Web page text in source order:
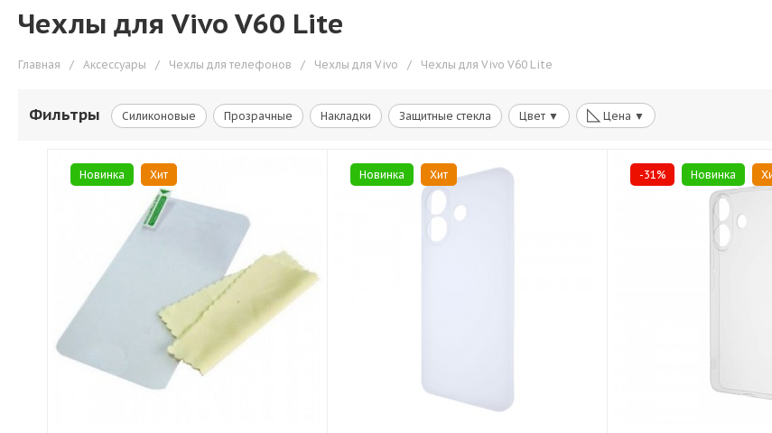
Чехлы для Vivo V60 Lite
Главная / Аксессуары / Чехлы для телефонов / Чехлы для Vivo / Чехлы для Vivo V60 Lite
Фильтры Силиконовые Прозрачные Накладки Защитные стекла Цвет ▼ ◺ Цена ▼
Новинка Хит Новинка Хит -31% Новинка